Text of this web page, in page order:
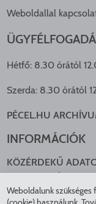
Weboldallal
Hétfő: 8.30 órától
Szerda: 8.30 órától
PÉCEL.HU
INFORMÁCIÓK
KÖZÉRDEKŰ
KÖZLEKEDÉS
Weboldalunk